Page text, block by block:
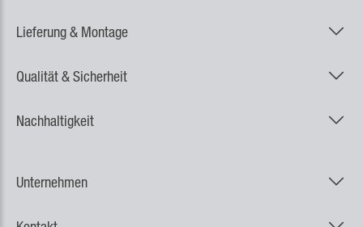
Lieferung & Montage
Qualität & Sicherheit
Nachhaltigkeit
Unternehmen